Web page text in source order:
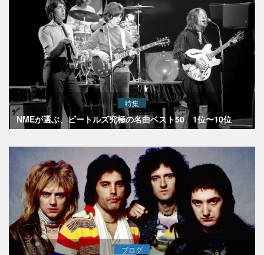
特集
NMEが選ぶ、ビートルズ究極の名曲ベスト50 1位〜10位
ブログ